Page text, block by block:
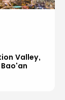
Valley,